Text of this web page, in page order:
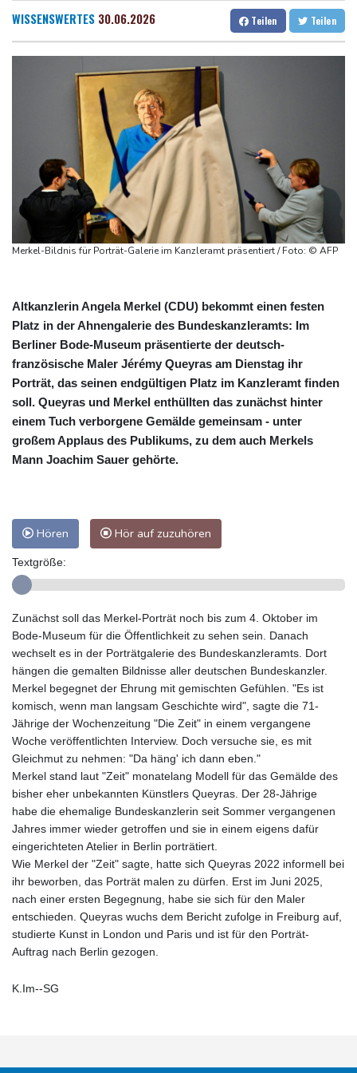
Dresden
28 °C Wien
30 °C
Salzburg
30 °C
Baden-Baden
28 °C
Wärmekraftwerke mehr
Braunschweig nach Kantersieg in Magdeburg an der Spitze
Absteiger schlägt Aufsteiger: Heidenheim siegt turbulent
Aussetzung von Lkw-Fahrverbot: BUND kritisiert Maßnahme -
Industrie begrüßt sie
US-Senat bestätigt mit knapper Mehrheit Trumps umstrittenen
Justizminister Blanche
Schwimm-EM: Schmidbauer verliert Titel, Halbisch gewinnt
Bronze
Frankreich: Crémant-Lese in Burgund beginnt wegen Hitzewellen
so früh wie nie
WISSENSWERTES 30.06.2026 Teilen Teilen
Merkel-Bildnis für Porträt-Galerie im Kanzleramt präsentiert / Foto: © AFP
Altkanzlerin Angela Merkel (CDU) bekommt einen festen
Platz in der Ahnengalerie des Bundeskanzleramts: Im
Berliner Bode-Museum präsentierte der deutsch-
französische Maler Jérémy Queyras am Dienstag ihr
Porträt, das seinen endgültigen Platz im Kanzleramt finden
soll. Queyras und Merkel enthüllten das zunächst hinter
einem Tuch verborgene Gemälde gemeinsam - unter
großem Applaus des Publikums, zu dem auch Merkels
Mann Joachim Sauer gehörte.
Hören Hör auf zuzuhören
Textgröße:
Zunächst soll das Merkel-Porträt noch bis zum 4. Oktober im
Bode-Museum für die Öffentlichkeit zu sehen sein. Danach
wechselt es in der Porträtgalerie des Bundeskanzleramts. Dort
hängen die gemalten Bildnisse aller deutschen Bundeskanzler.
Merkel begegnet der Ehrung mit gemischten Gefühlen. "Es ist
komisch, wenn man langsam Geschichte wird", sagte die 71-
Jährige der Wochenzeitung "Die Zeit" in einem vergangene
Woche veröffentlichten Interview. Doch versuche sie, es mit
Gleichmut zu nehmen: "Da häng' ich dann eben."
Merkel stand laut "Zeit" monatelang Modell für das Gemälde des
bisher eher unbekannten Künstlers Queyras. Der 28-Jährige
habe die ehemalige Bundeskanzlerin seit Sommer vergangenen
Jahres immer wieder getroffen und sie in einem eigens dafür
eingerichteten Atelier in Berlin porträtiert.
Wie Merkel der "Zeit" sagte, hatte sich Queyras 2022 informell bei
ihr beworben, das Porträt malen zu dürfen. Erst im Juni 2025,
nach einer ersten Begegnung, habe sie sich für den Maler
entschieden. Queyras wuchs dem Bericht zufolge in Freiburg auf,
studierte Kunst in London und Paris und ist für den Porträt-
Auftrag nach Berlin gezogen.
K.Im--SG